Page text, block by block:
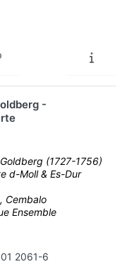
-
(1727-1756)
d-Moll & Es-Dur
Cembalo
Ensemble
2061-6